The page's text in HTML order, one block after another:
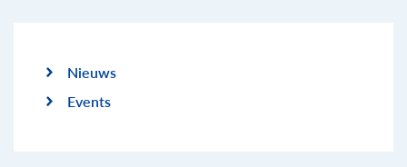
Nieuws
Events